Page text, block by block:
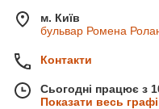
м. Київ
бульвар Ромена
Контакти
Сьогодні працює з
Показати весь